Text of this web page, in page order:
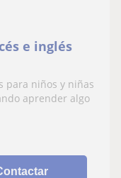
e inglés
para niños y niñas
aprender algo